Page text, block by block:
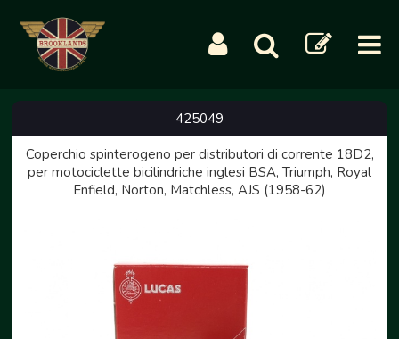
425049
Coperchio spinterogeno per distributori di corrente 18D2,
per motociclette bicilindriche inglesi BSA, Triumph, Royal
Enfield, Norton, Matchless, AJS (1958-62)